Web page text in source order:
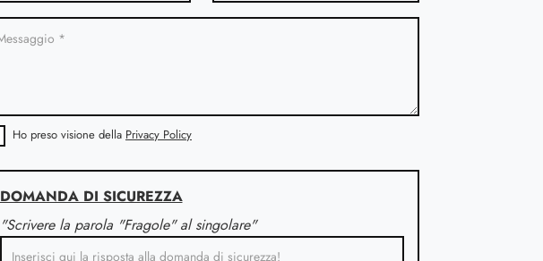
Ho preso visione della Privacy Policy
DOMANDA DI SICUREZZA
"Scrivere la parola "Fragole" al singolare"